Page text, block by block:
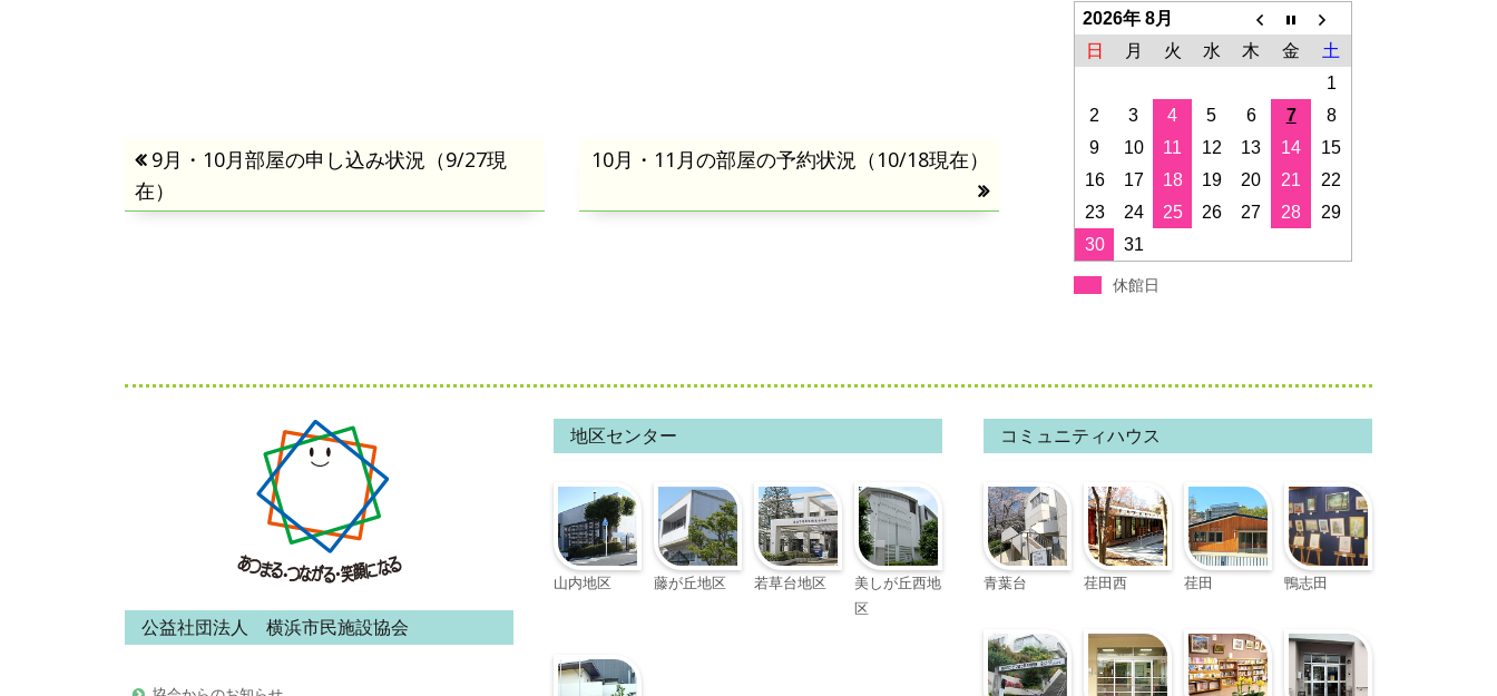
さつきが丘コミュニティハウス
山内コミュニティハウス
桂台コミュニティハウス
すすき野コミュニティハウス
みたけ台コミュニティハウス
投
稿
前
の
9月・10月部屋の申し込み状況（9/27現
在）
次
10月・11月の部屋の予約状況（10/18現在）
2026年 8月
日
月 火 水 木 金
土
1
2
3 4 5 6 7
8
9
10 11 12 13 14
15
16
17 18 19 20 21
22
23
24 25 26 27 28
29
30
31
休館日
テ公益社団法人 横浜市民施設協会
地区センター
山内地区 藤が丘地区 若草台地区
美しが丘西地
区
コミュニティハウス
青葉台 荏田西 荏田 鴨志田